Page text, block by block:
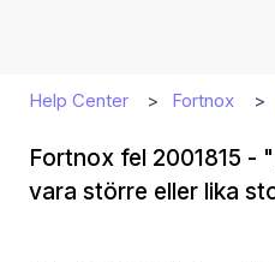
Help Center Fortnox
Fortnox fel 2001815 -
vara större eller lika